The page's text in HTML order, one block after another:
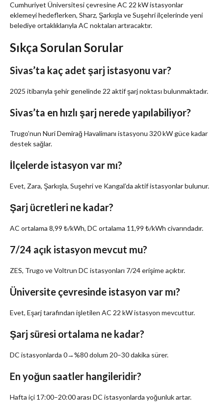
Cumhuriyet Üniversitesi çevresine AC 22 kW istasyonlar
eklemeyi hedeflerken, Sharz, Şarkışla ve Suşehri ilçelerinde yeni
belediye ortaklıklarıyla AC noktaları artıracaktır.
Sıkça Sorulan Sorular
Sivas’ta kaç adet şarj istasyonu var?
2025 itibarıyla şehir genelinde 22 aktif şarj noktası bulunmaktadır.
Sivas’ta en hızlı şarj nerede yapılabiliyor?
Trugo’nun Nuri Demirağ Havalimanı istasyonu 320 kW güce kadar
destek sağlar.
İlçelerde istasyon var mı?
Evet, Zara, Şarkışla, Suşehri ve Kangal’da aktif istasyonlar bulunur.
Şarj ücretleri ne kadar?
AC ortalama 8,99 ₺/kWh, DC ortalama 11,99 ₺/kWh civarındadır.
7/24 açık istasyon mevcut mu?
ZES, Trugo ve Voltrun DC istasyonları 7/24 erişime açıktır.
Üniversite çevresinde istasyon var mı?
Evet, Eşarj tarafından işletilen AC 22 kW istasyon mevcuttur.
Şarj süresi ortalama ne kadar?
DC istasyonlarda 0→%80 dolum 20–30 dakika sürer.
En yoğun saatler hangileridir?
Hafta içi 17:00–20:00 arası DC istasyonlarda yoğunluk artar.